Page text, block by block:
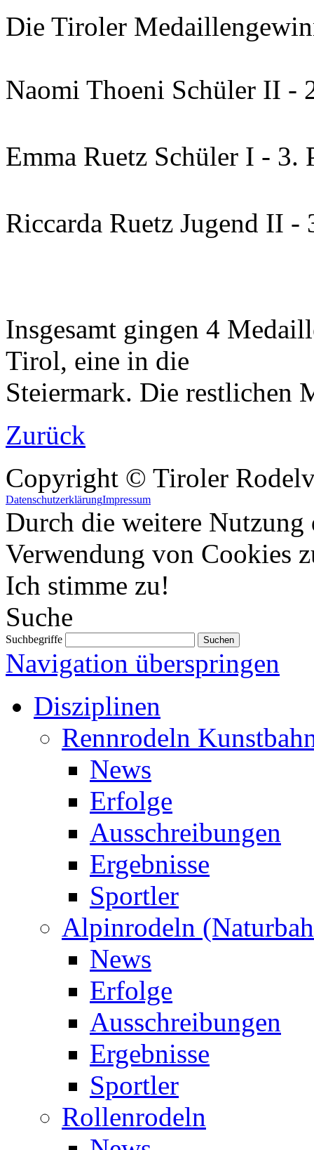
Die Tiroler
Naomi Thoeni Schüler II -
Emma Ruetz Schüler I - 3.
Riccarda Ruetz Jugend II -
Insgesamt gingen 4
Tirol, eine in die
Steiermark. Die restlichen
Zurück
Copyright © Tiroler
DatenschutzerklärungImpressum
Durch die weitere Nutzung
Verwendung von Cookies
Ich stimme zu!
Suche
Suchbegriffe
Navigation überspringen
Disziplinen
Rennrodeln
News
Erfolge
Ausschreibungen
Ergebnisse
Sportler
Alpinrodeln
News
Erfolge
Ausschreibungen
Ergebnisse
Sportler
Rollenrodeln